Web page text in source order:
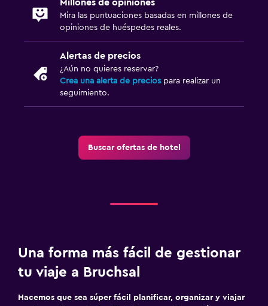
Millones de opiniones
Mira las puntuaciones basadas en millones de
opiniones de huéspedes reales.
Alertas de precios
¿Aún no quieres reservar?
Crea una alerta de precios para realizar un
seguimiento.
Buscar ofertas de hotel
Una forma más fácil de gestionar
tu viaje a Bruchsal
Hacemos que sea súper fácil planificar, organizar y viajar